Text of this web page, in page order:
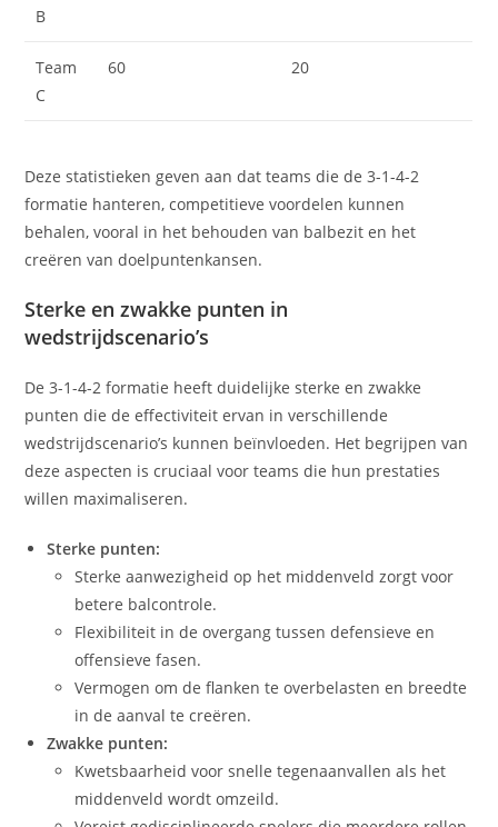
B
Team
C
60 20
Deze statistieken geven aan dat teams die de 3-1-4-2
formatie hanteren, competitieve voordelen kunnen
behalen, vooral in het behouden van balbezit en het
creëren van doelpuntenkansen.
Sterke en zwakke punten in
wedstrijdscenario’s
De 3-1-4-2 formatie heeft duidelijke sterke en zwakke
punten die de effectiviteit ervan in verschillende
wedstrijdscenario’s kunnen beïnvloeden. Het begrijpen van
deze aspecten is cruciaal voor teams die hun prestaties
willen maximaliseren.
Sterke punten:
Sterke aanwezigheid op het middenveld zorgt voor
betere balcontrole.
Flexibiliteit in de overgang tussen defensieve en
offensieve fasen.
Vermogen om de flanken te overbelasten en breedte
in de aanval te creëren.
Zwakke punten:
Kwetsbaarheid voor snelle tegenaanvallen als het
middenveld wordt omzeild.